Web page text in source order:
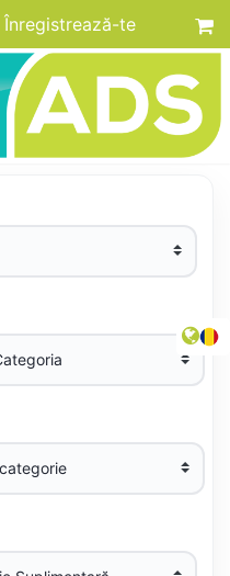
Înregistrează-te